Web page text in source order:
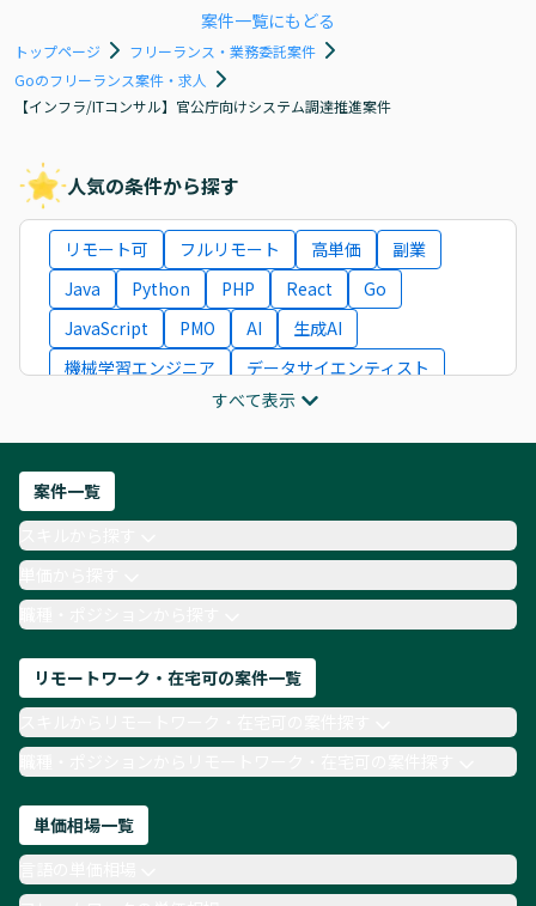
案件一覧にもどる
トップページ
フリーランス・業務委託案件
Goのフリーランス案件・求人
【インフラ/ITコンサル】官公庁向けシステム調達推進案件
人気の条件から探す
リモート可 フルリモート 高単価
副業
Java
Python PHP React
Go
JavaScript
PMO AI
生成AI
機械学習エンジニア
データサイエンティスト
ITコンサルタント
フロントエンドエンジニア
ネットワークエンジニア
AIエンジニア
Webデザイナー
月収100万円 業務委託
COBOL
Ruby
TypeScript
Laravel AWS
すべて表示
案件一覧
単価から探す
職種・ポジションから探す
リモートワーク・在宅可の案件一覧
職種・ポジションからリモートワーク・在宅可の案件探す
単価相場一覧